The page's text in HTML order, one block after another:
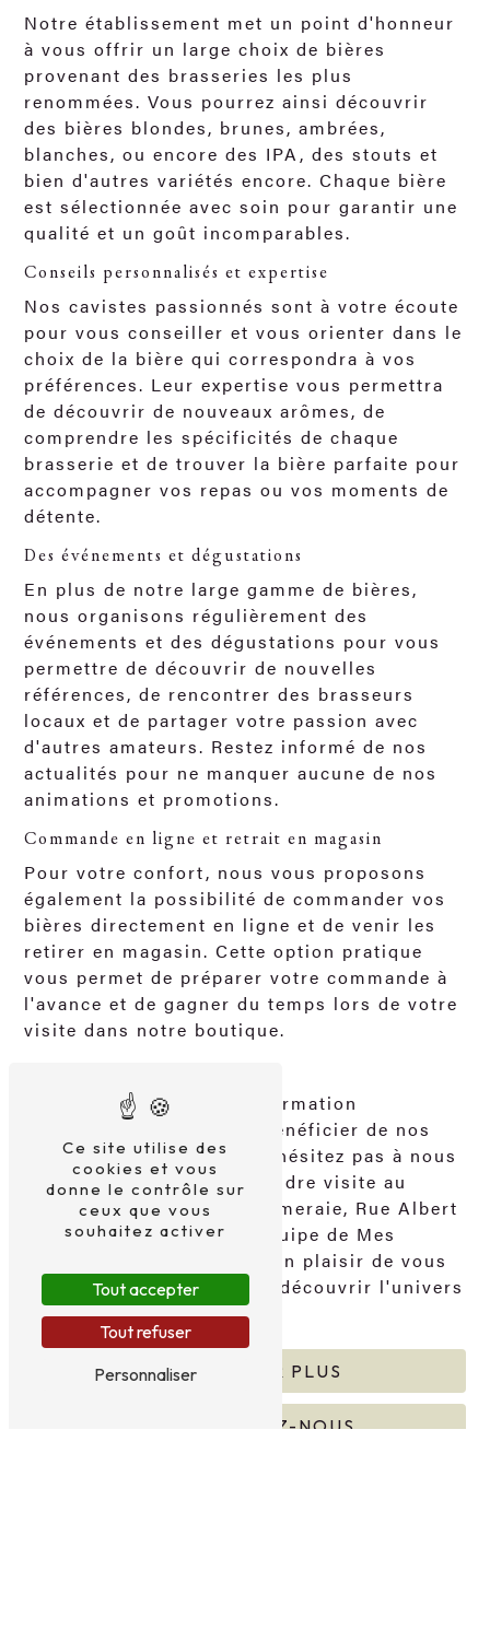
Notre établissement met un point d'honneur
à vous offrir un large choix de bières
provenant des brasseries les plus
renommées. Vous pourrez ainsi découvrir
des bières blondes, brunes, ambrées,
blanches, ou encore des IPA, des stouts et
bien d'autres variétés encore. Chaque bière
est sélectionnée avec soin pour garantir une
qualité et un goût incomparables.
Conseils personnalisés et expertise
Nos cavistes passionnés sont à votre écoute
pour vous conseiller et vous orienter dans le
choix de la bière qui correspondra à vos
préférences. Leur expertise vous permettra
de découvrir de nouveaux arômes, de
comprendre les spécificités de chaque
brasserie et de trouver la bière parfaite pour
accompagner vos repas ou vos moments de
détente.
Des événements et dégustations
En plus de notre large gamme de bières,
nous organisons régulièrement des
événements et des dégustations pour vous
permettre de découvrir de nouvelles
références, de rencontrer des brasseurs
locaux et de partager votre passion avec
d'autres amateurs. Restez informé de nos
actualités pour ne manquer aucune de nos
animations et promotions.
Commande en ligne et retrait en magasin
Pour votre confort, nous vous proposons
également la possibilité de commander vos
bières directement en ligne et de venir les
retirer en magasin. Cette option pratique
vous permet de préparer votre commande à
l'avance et de gagner du temps lors de votre
visite dans notre boutique.
Pour toute demande d'information
supplémentaire ou pour bénéficier de nos
conseils personnalisés, n'hésitez pas à nous
contacter au ou à nous rendre visite au
Centre Commercial La Palmeraie, Rue Albert
Manoukian à Cabriès. L'équipe de Mes
Copains Cavistes se fera un plaisir de vous
accueillir et de vous faire découvrir l'univers
passionnant de la bière.
EN SAVOIR PLUS
CONTACTEZ-NOUS
Ce site utilise des
cookies et vous
donne le contrôle sur
ceux que vous
souhaitez activer
Tout accepter
Tout refuser
Personnaliser